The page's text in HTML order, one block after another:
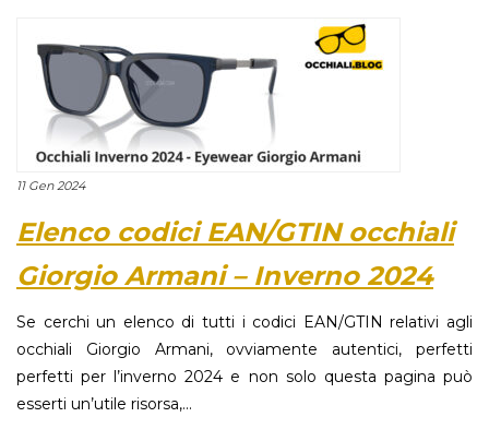
11 Gen 2024
Elenco codici EAN/GTIN occhiali
Giorgio Armani – Inverno 2024
Se cerchi un elenco di tutti i codici EAN/GTIN relativi agli
occhiali Giorgio Armani, ovviamente autentici, perfetti
perfetti per l’inverno 2024 e non solo questa pagina può
esserti un’utile risorsa,...